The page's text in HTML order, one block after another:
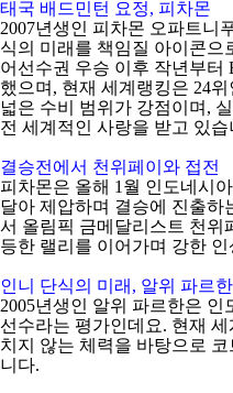
태국 배드민턴 요정, 피차몬
2007년생인 피차몬 오파트니
식의 미래를 책임질 아이콘으
어선수권 우승 이후 작년부터
했으며 , 현재 세계랭킹은 24위
넓은 수비 범위가 강점이며 ,
전 세계적인 사랑을 받고 있습
결승전에서 천위페이와 접전
피차몬은 올해 1 월 인도네시
달아 제압하며 결승에 진출하
서 올림픽 금메달리스트 천위
등한 랠리를 이어가며 강한
인니 단식의 미래 , 알위 파르한
2005년생인 알위 파르한은 인
선수라는 평가인데요. 현재 세
치지 않는 체력을 바탕으로
니다.